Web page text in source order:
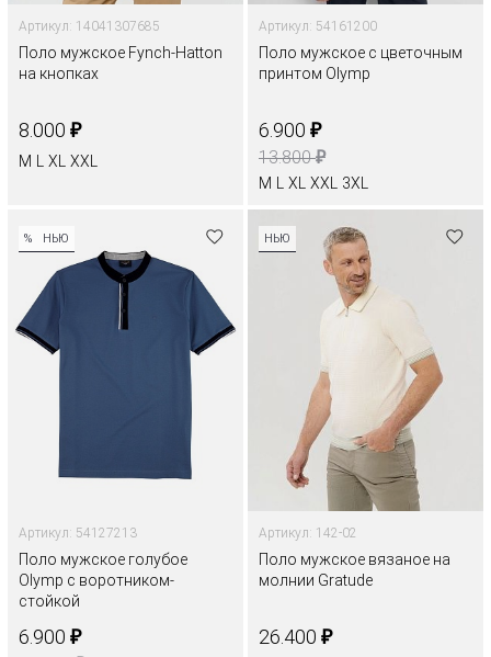
Артикул: 14041307685
Поло мужское Fynch-Hatton
на кнопках
8.000 ₽
M XL XXL
Артикул: 54161200
Поло мужское с цветочным
принтом Olymp
6.900 ₽
13.800₽
M XL XXL 3XL
% НЬЮ
Артикул: 54127213
Поло мужское голубое
Olymp с воротником-
стойкой
6.900 ₽
НЬЮ
Артикул: 142-02
Поло мужское вязаное на
молнии Gratude
26.400 ₽